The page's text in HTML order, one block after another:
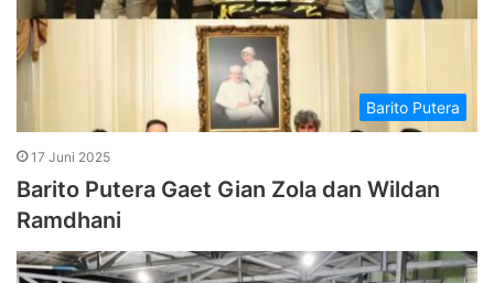
Barito Putera
17 Juni 2025
Barito Putera Gaet Gian Zola dan Wildan
Ramdhani